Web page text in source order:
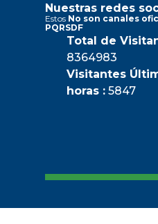
Nuestras redes
Estos No son canales
PQRSDF
Total de
8364983
Visitantes
horas : 5847